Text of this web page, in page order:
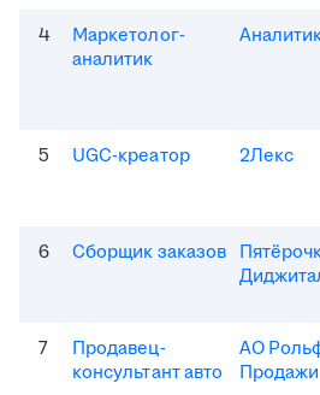
4
Маркетолог-
аналитик
5 UGC-креатор 2Лекс
6 Сборщик заказов
7
Продавец-
консультант авто
АО
Продажи